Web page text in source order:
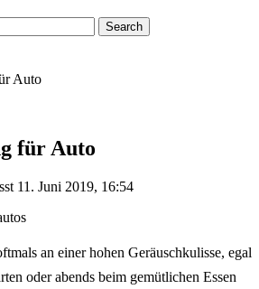
Search
Auto
für Auto
11. Juni 2019, 16:54
an einer hohen Geräuschkulisse, egal
oder abends beim gemütlichen Essen